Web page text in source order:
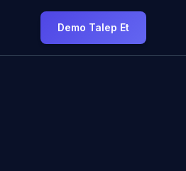
Demo Talep Et